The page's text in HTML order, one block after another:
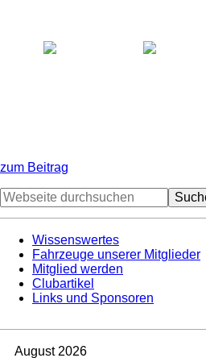
zum Beitrag
Seitenspalte
Webseite
durchsuchen
Wissenswertes
Fahrzeuge unserer Mitglieder
Mitglied werden
Clubartikel
Links und Sponsoren
August 2026